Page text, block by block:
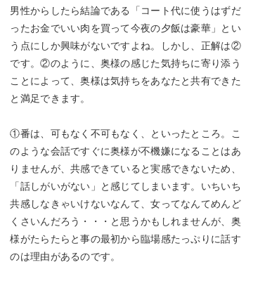
男性からしたら結論である「コート代に使うはずだ
ったお金でいい肉を買って今夜の夕飯は豪華」とい
う点にしか興味がないですよね。しかし、正解は②
です。②のように、奥様の感じた気持ちに寄り添う
ことによって、奥様は気持ちをあなたと共有できた
と満足できます。
①番は、可もなく不可もなく、といったところ。こ
のような会話ですぐに奥様が不機嫌になることはあ
りませんが、共感できていると実感できないため、
「話しがいがない」と感じてしまいます。いちいち
共感しなきゃいけないなんて、女ってなんてめんど
くさいんだろう・・・と思うかもしれませんが、奥
様がたらたらと事の最初から臨場感たっぷりに話す
のは理由があるのです。